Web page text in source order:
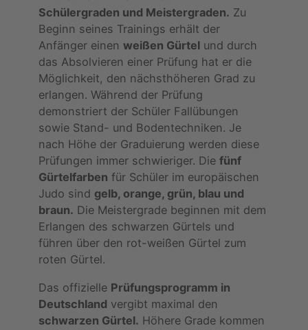
Schülergraden und Meistergraden. Zu
Beginn seines Trainings erhält der
Anfänger einen weißen Gürtel und durch
das Absolvieren einer Prüfung hat er die
Möglichkeit, den nächsthöheren Grad zu
erlangen. Während der Prüfung
demonstriert der Schüler Fallübungen
sowie Stand- und Bodentechniken. Je
nach Höhe der Graduierung werden diese
Prüfungen immer schwieriger. Die fünf
Gürtelfarben für Schüler im europäischen
Judo sind gelb, orange, grün, blau und
braun. Die Meistergrade beginnen mit dem
Erlangen des schwarzen Gürtels und
führen über den rot-weißen Gürtel zum
roten Gürtel.
Das offizielle Prüfungsprogramm in
Deutschland vergibt maximal den
schwarzen Gürtel. Höhere Grade kommen